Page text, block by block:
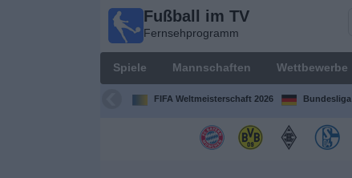
Fußball im TV
Fernsehprogramm
Spiele Mannschaften Wettbewerbe
FIFA Weltmeisterschaft 2026 Bundesliga
Fußball im
Fernsehprogramm